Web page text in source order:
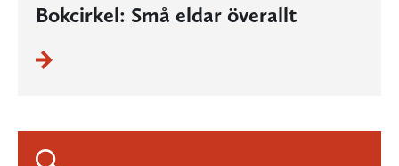
Bokcirkel: Små eldar överallt